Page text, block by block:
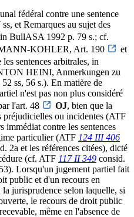
fédéral contre une sentence
et Remarques au sujet des
BullASA 1992 p. 79 s.; cf.
KOHLER, Art. 190
et
sentences arbitrales, in
HEINI, Anmerkungen zu
ss, 56 s.). En matière de
n'est pas non plus considéré
l'art. 48
OJ, bien que la
préjudicielles ou incidentes (ATF
immédiat contre les sentences
particulier (ATF 124 III 406
2a et les références citées), dicté
(cf. ATF 117 II 349 consid.
Lorsqu'un jugement partiel fait
public et d'un recours en
jurisprudence selon laquelle, si
le recours de droit public
même en l'absence de